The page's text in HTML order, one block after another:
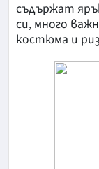
съдържат
си, много
костюма и